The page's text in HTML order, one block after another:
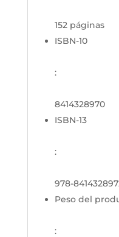
152 páginas
ISBN-10
:
8414328970
ISBN-13
:
978-
Peso del
: